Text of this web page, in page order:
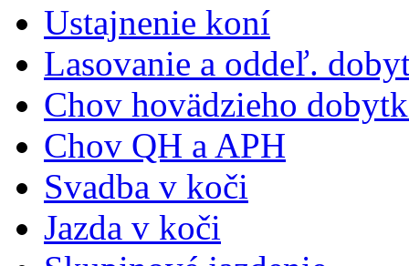
Ustajnenie koní
Lasovanie a oddeľ.
Chov hovädzieho
Chov QH a APH
Svadba v koči
Jazda v koči